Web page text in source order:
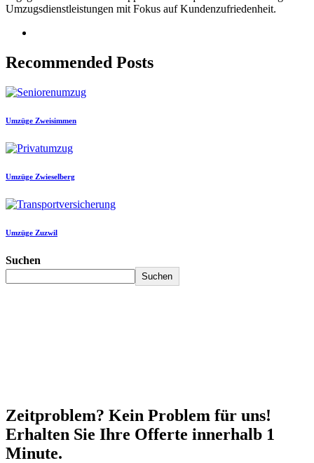
Umzugsdienstleistungen mit Fokus auf Kundenzufriedenheit.
Recommended Posts
Umzüge Zweisimmen
Umzüge Zwieselberg
Umzüge Zuzwil
Suchen
Suchen
Zeitproblem? Kein Problem für uns!
Erhalten Sie Ihre Offerte innerhalb 1
Minute.